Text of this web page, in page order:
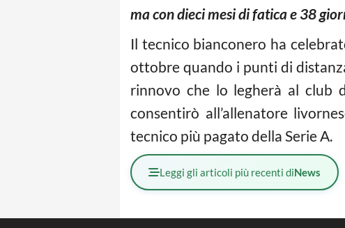
ma con dieci mesi di fatica e 38
Il tecnico bianconero ha
ottobre quando i punti di
rinnovo che lo legherà al club
consentirò all’allenatore
tecnico più pagato della Serie A.
Leggi gli articoli più recenti diNews